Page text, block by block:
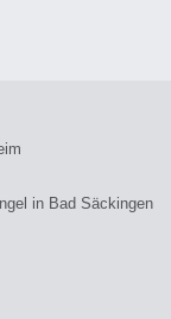
in Bad Säckingen